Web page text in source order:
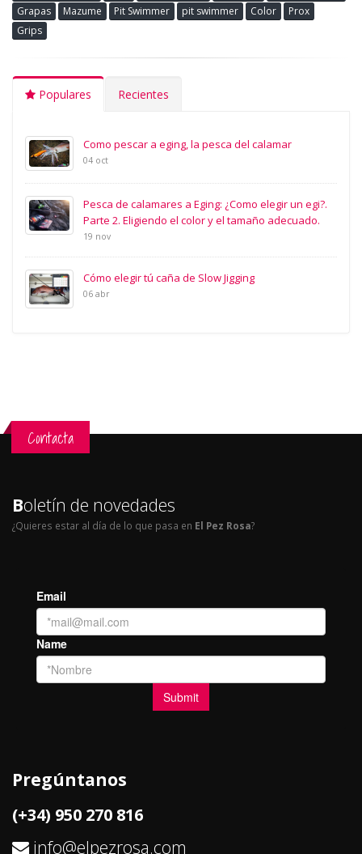
Grapas
Mazume Pit Swimmer pit swimmer Color
Prox
Grips
Populares Recientes
Como pescar a eging, la pesca del calamar
04 oct
Pesca de calamares a Eging: ¿Como elegir un egi?.
Parte 2. Eligiendo el color y el tamaño adecuado.
19 nov
Cómo elegir tú caña de Slow Jigging
06 abr
Contacta
Boletín de novedades
¿Quieres estar al día de lo que pasa en El Pez Rosa?
Pregúntanos
(+34) 950 270 816
info@elpezrosa.com